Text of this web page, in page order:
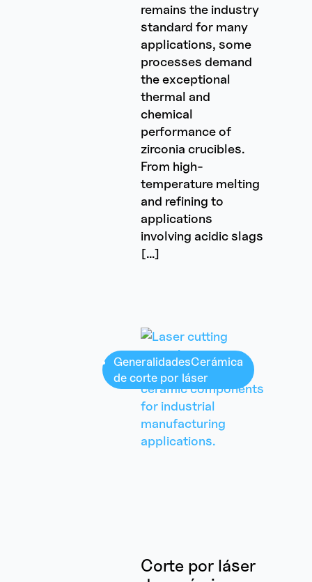
remains the industry
standard for many
applications, some
processes demand
the exceptional
thermal and
chemical
performance of
zirconia crucibles.
From high-
temperature melting
and refining to
applications
involving acidic slags
[…]
GeneralidadesCerámica
de corte por láser
Corte por láser